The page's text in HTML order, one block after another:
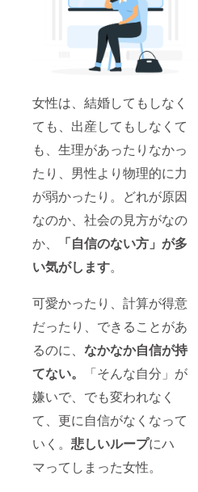
女性は、結婚してもしなく
ても、出産してもしなくて
も、生理があったりなかっ
たり、男性より物理的に力
が弱かったり。どれが原因
なのか、社会の見方がなの
か、
「自信のない方」が多
い気がします。
可愛かったり、計算が得意
だったり、できることがあ
るのに、 なかなか自信が持
てない。
「そんな自分」が
嫌いで、でも変われなく
て、更に自信がなくなって
いく。 悲しいループにハ
マってしまった女性。